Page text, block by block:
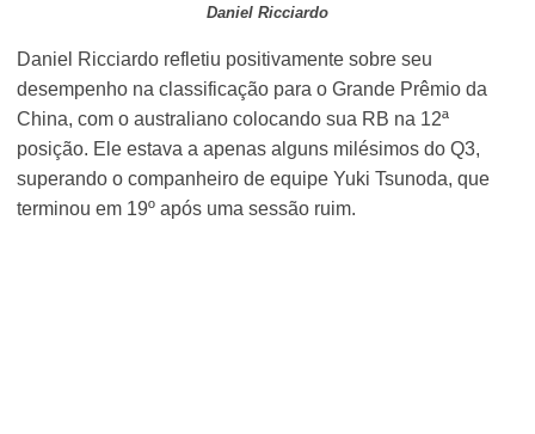
Daniel Ricciardo
Daniel Ricciardo refletiu positivamente sobre seu
desempenho na classificação para o Grande Prêmio da
China, com o australiano colocando sua RB na 12ª
posição. Ele estava a apenas alguns milésimos do Q3,
superando o companheiro de equipe Yuki Tsunoda, que
terminou em 19º após uma sessão ruim.